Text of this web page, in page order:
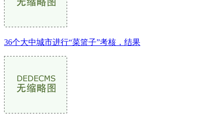
36个大中城市进行“菜篮子”考核，结果